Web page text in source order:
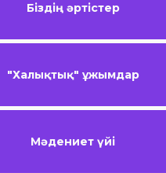
Біздің әртістер
"Халықтық" ұжымдар
Мәдениет үйі